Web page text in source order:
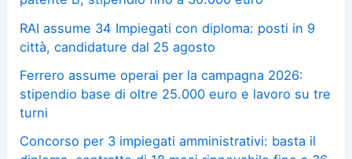
RAI assume 34 Impiegati con diploma: posti in 9
città, candidature dal 25 agosto
Ferrero assume operai per la campagna 2026:
stipendio base di oltre 25.000 euro e lavoro su tre
turni
Concorso per 3 impiegati amministrativi: basta il